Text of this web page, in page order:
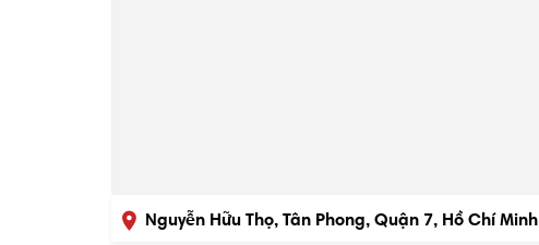
Nguyễn Hữu Thọ, Tân Phong, Quận 7, Hồ Chí Minh